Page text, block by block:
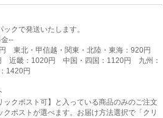
クで発送いたします。
--
東北・甲信越・関東・北陸・東海：920円
近畿：1020円 中国・四国：1120円 九州：
1420円
ックポスト可】と入っている商品のみのご注文
クポストが選べます。お届け方法選択で「クリ